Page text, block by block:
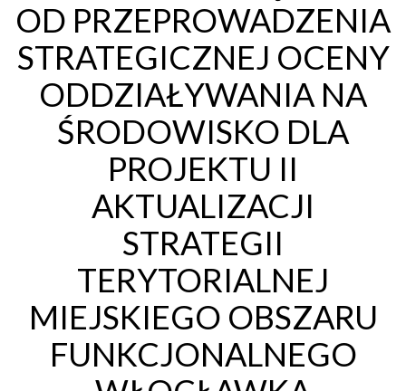
OD PRZEPROWADZENIA
STRATEGICZNEJ OCENY
ODDZIAŁYWANIA NA
ŚRODOWISKO DLA
PROJEKTU II
AKTUALIZACJI
STRATEGII
TERYTORIALNEJ
MIEJSKIEGO OBSZARU
FUNKCJONALNEGO